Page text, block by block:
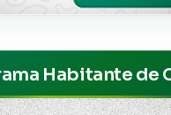
Habitante de